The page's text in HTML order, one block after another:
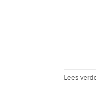
Lees